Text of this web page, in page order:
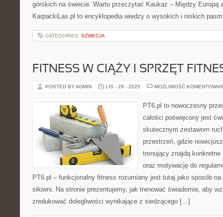
górskich na świecie. Warto przeczytać Kaukaz – Między Europą
KarpackiLas.pl to encyklopedia wiedzy o wysokich i niskich
CATEGORIES: SZWECJA
FITNESS W CIĄŻY I SPRZĘT
POSTED BY ADMIN LIS - 29 - 2025 MOŻLIWOŚĆ
PT6.pl to nowoczesny
całości poświęcony jest
skutecznym zestawom
przestrzeń, gdzie
trenujący znajdą
oraz motywację do
PT6.pl – funkcjonalny fitness rozumiany jest tutaj jako sposób
siłowni. Na stronie prezentujemy, jak trenować świadomie, aby
zredukować dolegliwości wynikające z siedzącego […]